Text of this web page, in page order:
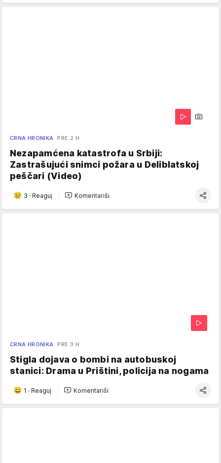
CRNA HRONIKA PRE 2 H
Nezapamćena katastrofa u Srbiji:
Zastrašujući snimci požara u Deliblatskoj
peščari (Video)
3 · Reaguj Komentariši
CRNA HRONIKA PRE 3 H
Stigla dojava o bombi na autobuskoj
stanici: Drama u Prištini, policija na nogama
1 · Reaguj Komentariši